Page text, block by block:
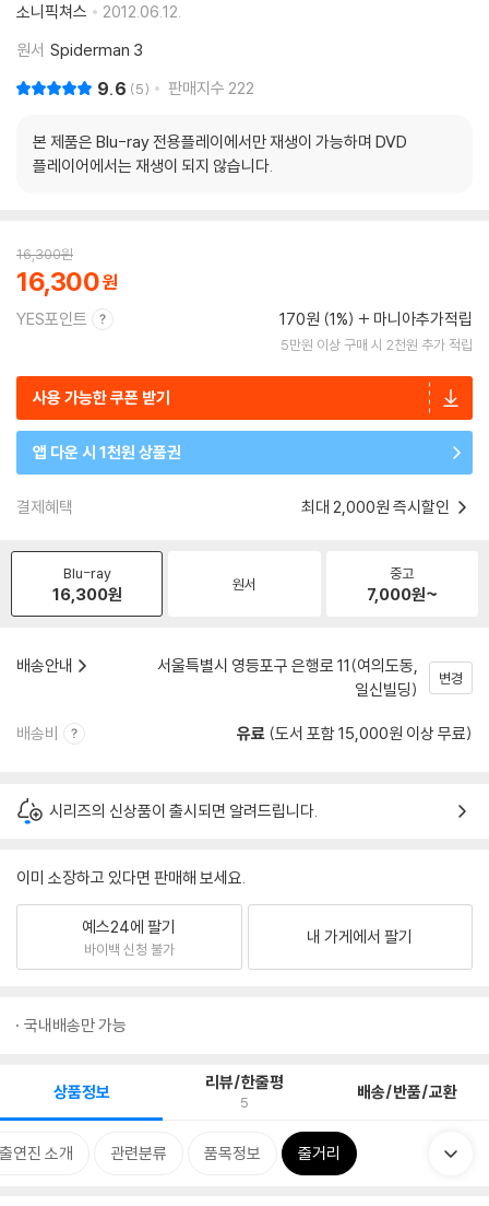
소니픽쳐스
2012.06.12.
원서 Spiderman 3
9.6 5 판매지수 222
본 제품은 Blu-ray 전용플레이에서만 재생이 가능하며 DVD
플레이어에서는 재생이 되지 않습니다.
16,300원
16,300
YES포인트 170원 (1%) 마니아추가적립
5만원 이상 구매 시 2천원 추가 적립
사용 가능한 쿠폰 받기
앱 다운 시 1천원 상품권
결제혜택 최대 2,000원 즉시할인
Blu-ray
16,300원 원서
중고
7,000원~
배송안내
서울특별시 영등포구 은행로 11(여의도동,
일신빌딩)
변경
배송비 유료 (도서 포함 15,000원 이상 무료)
시리즈의 신상품이 출시되면 알려드립니다.
이미 소장하고 있다면 판매해 보세요.
예스24에 팔기
바이백 신청 불가
내 가게에서 팔기
국내배송만 가능
상품정보 리뷰/한줄평
5 배송/반품/교환
연진 소개 관련분류 품목정보 줄거리